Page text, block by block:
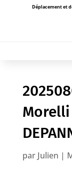
Déplacement et
Morelli
par Julien |